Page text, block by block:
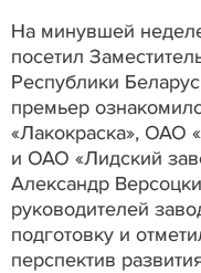
На минувшей
посетил
Республики
премьер
«Лакокраска», ОАО
и ОАО «Лидский
Александр
руководителей
подготовку и
перспектив